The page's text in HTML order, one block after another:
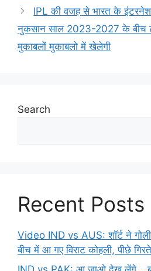
IPL की वजह से भारत के
नुकसान साल 2023-2027 के बीच
मुकाबलों मुकाबलो में खेलेगी
Search
Recent Posts
Video IND vs AUS: शॉर्ट ने गोली
बीच में आ गए विराट कोहली, पीछे